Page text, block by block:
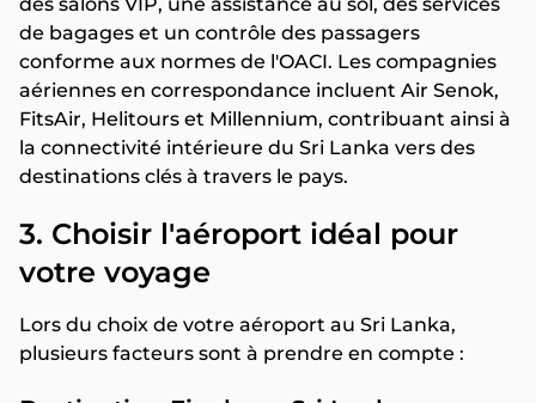
de bagages et un contrôle des passagers
conforme aux normes de l'OACI. Les compagnies
aériennes en correspondance incluent Air Senok,
FitsAir, Helitours et Millennium, contribuant ainsi à
la connectivité intérieure du Sri Lanka vers des
destinations clés à travers le pays.
3. Choisir l'aéroport idéal pour
votre voyage
Lors du choix de votre aéroport au Sri Lanka,
plusieurs facteurs sont à prendre en compte :